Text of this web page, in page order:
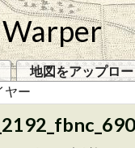
地図をアップロ
ヤー